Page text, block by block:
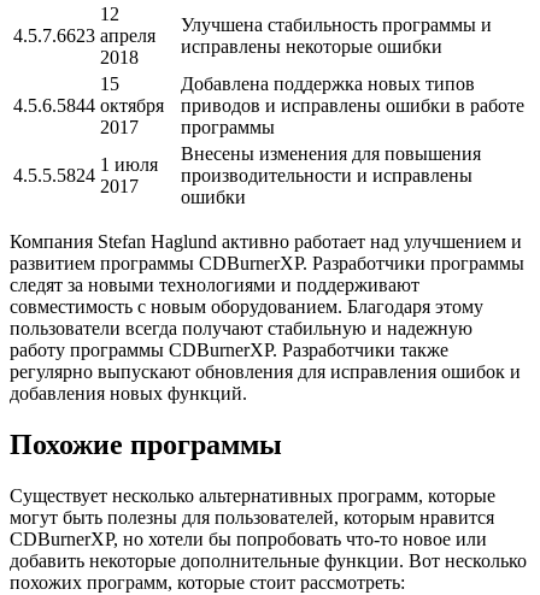
4.5.7.6623
12
апреля
2018
Улучшена стабильность программы и
исправлены некоторые ошибки
4.5.6.5844
15
октября
2017
Добавлена поддержка новых типов
приводов и исправлены ошибки в работе
программы
4.5.5.5824
1 июля
2017
Внесены изменения для повышения
производительности и исправлены
ошибки
Компания Stefan Haglund активно работает над улучшением и
развитием программы CDBurnerXP. Разработчики программы
следят за новыми технологиями и поддерживают
совместимость с новым оборудованием. Благодаря этому
пользователи всегда получают стабильную и надежную
работу программы CDBurnerXP. Разработчики также
регулярно выпускают обновления для исправления ошибок и
добавления новых функций.
Похожие программы
Существует несколько альтернативных программ, которые
могут быть полезны для пользователей, которым нравится
CDBurnerXP, но хотели бы попробовать что-то новое или
добавить некоторые дополнительные функции. Вот несколько
похожих программ, которые стоит рассмотреть: